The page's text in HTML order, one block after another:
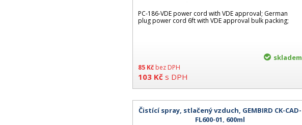
PC-186-VDE power cord with VDE approval; German
plug power cord 6ft with VDE approval bulk packing;
85 Kč bez DPH
103 Kč s DPH
skladem
Čistící spray, stlačený vzduch, GEMBIRD CK-CAD-
FL600-01, 600ml